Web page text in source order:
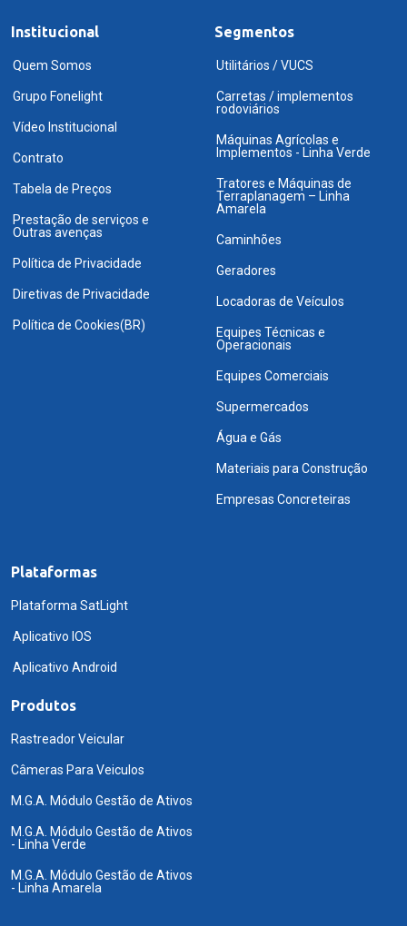
Institucional
Quem Somos
Grupo Fonelight
Vídeo Institucional
Contrato
Tabela de Preços
Prestação de serviços e
Outras avenças
Política de Privacidade
Diretivas de Privacidade
Política de Cookies(BR)
Segmentos
Utilitários / VUCS
Carretas / implementos
rodoviários
Máquinas Agrícolas e
Implementos - Linha Verde
Tratores e Máquinas de
Terraplanagem – Linha
Amarela
Caminhões
Geradores
Locadoras de Veículos
Equipes Técnicas e
Operacionais
Equipes Comerciais
Supermercados
Água e Gás
Materiais para Construção
Empresas Concreteiras
Plataformas
Plataforma SatLight
Aplicativo IOS
Aplicativo Android
Produtos
Rastreador Veicular
Câmeras Para Veiculos
M.G.A. Módulo Gestão de Ativos
M.G.A. Módulo Gestão de Ativos
- Linha Verde
M.G.A. Módulo Gestão de Ativos
- Linha Amarela